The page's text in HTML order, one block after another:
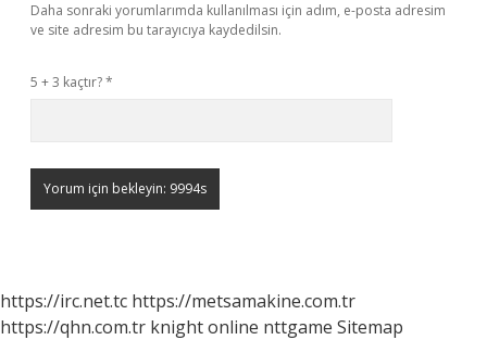
Daha sonraki yorumlarımda kullanılması için adım, e-posta adresim
ve site adresim bu tarayıcıya kaydedilsin.
5 + 3 kaçtır?*
https://irc.net.tc https://metsamakine.com.tr
https://qhn.com.tr knight online nttgame Sitemap